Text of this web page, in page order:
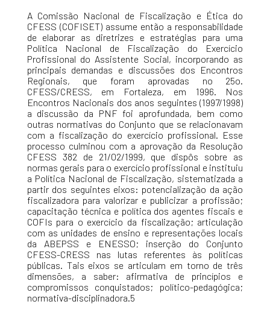
A Comissão Nacional de Fiscalização e Ética do
CFESS (COFISET) assume então a responsabilidade
de elaborar as diretrizes e estratégias para uma
Política Nacional de Fiscalização do Exercício
Profissional do Assistente Social, incorporando as
principais demandas e discussões dos Encontros
Regionais, que foram aprovadas no 25o.
CFESS/CRESS, em Fortaleza, em 1996. Nos
Encontros Nacionais dos anos seguintes (1997/1998)
a discussão da PNF foi aprofundada, bem como
outras normativas do Conjunto que se relacionavam
com a fiscalização do exercício profissional. Esse
processo culminou com a aprovação da Resolução
CFESS 382 de 21/02/1999, que dispôs sobre as
normas gerais para o exercício profissional e instituiu
a Política Nacional de Fiscalização, sistematizada a
partir dos seguintes eixos: potencialização da ação
fiscalizadora para valorizar e publicizar a profissão;
capacitação técnica e política dos agentes fiscais e
COFIs para o exercício da fiscalização; articulação
com as unidades de ensino e representações locais
da ABEPSS e ENESSO; inserção do Conjunto
CFESS-CRESS nas lutas referentes às políticas
públicas. Tais eixos se articulam em torno de três
dimensões, a saber: afirmativa de princípios e
compromissos conquistados; político-pedagógica;
normativa-disciplinadora.5